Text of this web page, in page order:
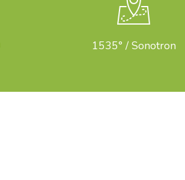
1535° / Sonotron